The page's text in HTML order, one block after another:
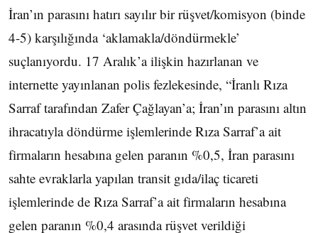
İran’ın parasını hatırı sayılır bir rüşvet/komisyon (binde
4-5) karşılığında ‘aklamakla/döndürmekle’
suçlanıyordu. 17 Aralık’a ilişkin hazırlanan ve
internette yayınlanan polis fezlekesinde, “İranlı Rıza
Sarraf tarafından Zafer Çağlayan’a; İran’ın parasını altın
ihracatıyla döndürme işlemlerinde Rıza Sarraf’a ait
firmaların hesabına gelen paranın %0,5, İran parasını
sahte evraklarla yapılan transit gıda/ilaç ticareti
işlemlerinde de Rıza Sarraf’a ait firmaların hesabına
gelen paranın %0,4 arasında rüşvet verildiği